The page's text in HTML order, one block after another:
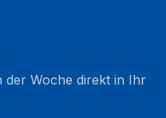
der Woche direkt in Ihr